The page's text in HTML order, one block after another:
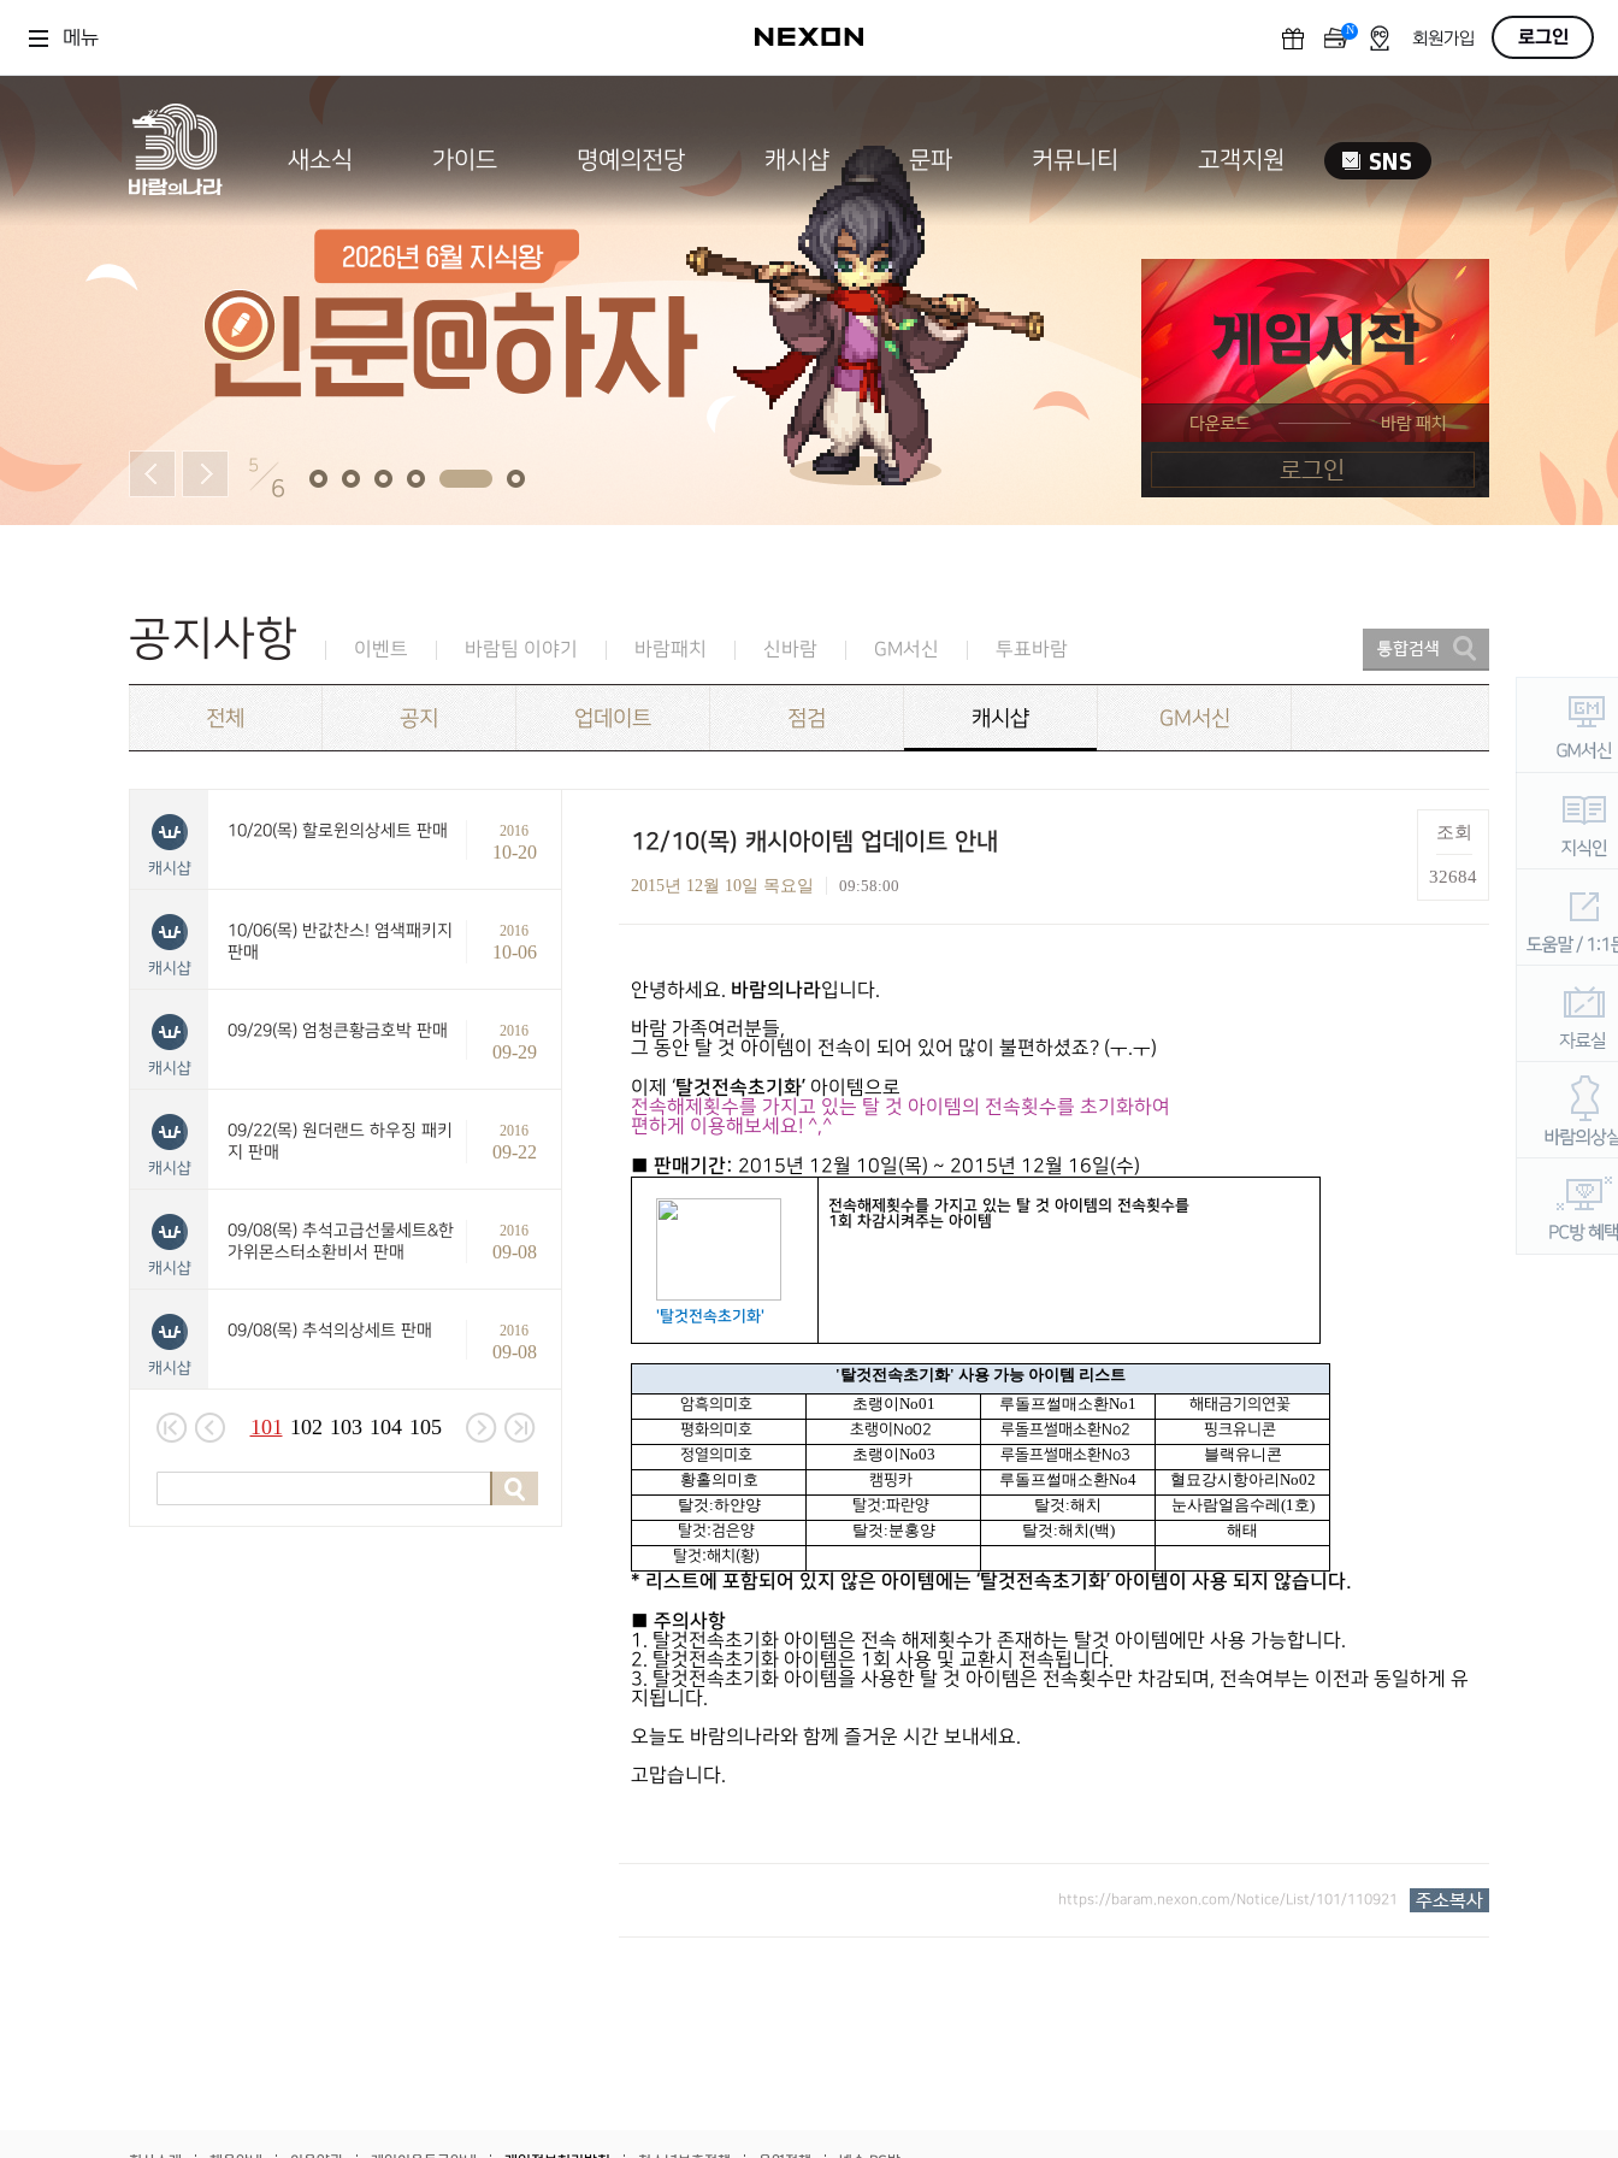
메뉴 N OFF회원가입 로그인
새소식 가이드 명예의전당 캐시샵 문파 커뮤니티 고객지원
5
6
공지사항 이벤트 바람팀 이야기 바람패치 신바람 GM서신 투표바람
전체 공지 업데이트 점검 캐시샵 GM서신
캐시샵
10/20(목) 할로윈의상세트 판매 2016
10-20
캐시샵
10/06(목) 반값찬스! 염색패키지
판매
2016
10-06
캐시샵
09/29(목) 엄청큰황금호박 판매 2016
09-29
캐시샵
09/22(목) 원더랜드 하우징 패키
지 판매
2016
09-22
캐시샵
09/08(목) 추석고급선물세트&한
가위몬스터소환비서 판매
2016
09-08
캐시샵
09/08(목) 추석의상세트 판매 2016
09-08
101 102 103 104 105
12/10(목) 캐시아이템 업데이트 안내
2015년 12월 10일 목요일 09:58:00
조회
32684
안녕하세요. 바람의나라입니다.
바람 가족여러분들,
그 동안 탈 것 아이템이 전속이 되어 있어 많이 불편하셨죠? (ㅜ.ㅜ)
이제 ‘탈것전속초기화’ 아이템으로
전속해제횟수를 가지고 있는 탈 것 아이템의 전속횟수를 초기화하여
편하게 이용해보세요! ^,^
■ 판매기간: 2015년 12월 10일(목) ~ 2015년 12월 16일(수)
'탈것전속초기화'
전속해제횟수를 가지고 있는 탈 것 아이템의 전속횟수를
1회 차감시켜주는 아이템
'탈것전속초기화' 사용 가능 아이템 리스트
암흑의미호 초랭이No01 루돌프썰매소환No1
해태금기의연꽃
평화의미호
초랭이No02 루돌프썰매소환No2
핑크유니콘
정열의미호
초랭이No03 루돌프썰매소환No3
블랙유니콘
황홀의미호
캠핑카 루돌프썰매소환No4
혈묘강시항아리No02
탈것:하얀양
탈것:파란양 탈것:해치 눈사람얼음수레(1호)
탈것:검은양 탈것:분홍양 탈것:해치(백) 해태
탈것:해치(황)
* 리스트에 포함되어 있지 않은 아이템에는 ‘탈것전속초기화’ 아이템이 사용 되지 않습니다.
■ 주의사항
1. 탈것전속초기화 아이템은 전속 해제횟수가 존재하는 탈것 아이템에만 사용 가능합니다.
2. 탈것전속초기화 아이템은 1회 사용 및 교환시 전속됩니다.
3. 탈것전속초기화 아이템을 사용한 탈 것 아이템은 전속횟수만 차감되며, 전속여부는 이전과 동일하게 유
지됩니다.
오늘도 바람의나라와 함께 즐거운 시간 보내세요.
고맙습니다.
https://baram.nexon.com/Notice/List/101/110921